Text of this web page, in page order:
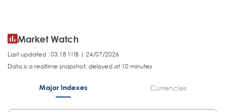
Market Watch
Last updated : 03.18 WIB | 24/07/2026
Data is a realtime snapshot, delayed at 10 minutes
Major Indexes Currencies